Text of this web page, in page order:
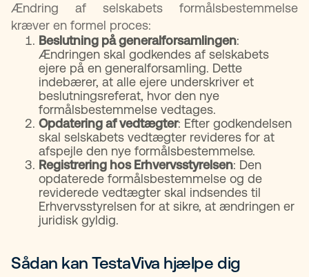
Ændring af selskabets formålsbestemmelse
kræver en formel proces:
Beslutning på generalforsamlingen:
Ændringen skal godkendes af selskabets
ejere på en generalforsamling. Dette
indebærer, at alle ejere underskriver et
beslutningsreferat, hvor den nye
formålsbestemmelse vedtages.
Opdatering af vedtægter: Efter godkendelsen
skal selskabets vedtægter revideres for at
afspejle den nye formålsbestemmelse.
Registrering hos Erhvervsstyrelsen: Den
opdaterede formålsbestemmelse og de
reviderede vedtægter skal indsendes til
Erhvervsstyrelsen for at sikre, at ændringen er
juridisk gyldig.
Sådan kan TestaViva hjælpe dig​